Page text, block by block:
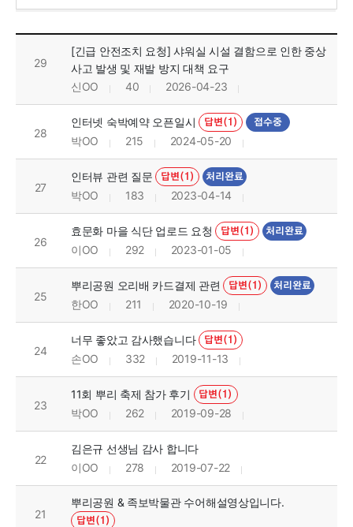
자유게시판 목록 으로 번호, 제목, 작성자, 조회수, 등록 일로 나열 되고 있습니다.
29
[긴급 안전조치 요청] 샤워실 시설 결함으로 인한 중상
사고 발생 및 재발 방지 대책 요구
신OO
40 2026-04-23
28
인터넷 숙박예약 오픈일시 답변(1) 접수중
박OO 215 2024-05-20
27
인터뷰 관련 질문 답변(1) 처리완료
박OO 183 2023-04-14
26
효문화 마을 식단 업로드 요청 답변(1) 처리완료
이OO 292 2023-01-05
25
뿌리공원 오리배 카드결제 관련 답변(1) 처리완료
한OO 211 2020-10-19
24
너무 좋았고 감사했습니다 답변(1)
손OO 332 2019-11-13
23
11회 뿌리 축제 참가 후기 답변(1)
박OO 262 2019-09-28
22
김은규 선생님 감사 합니다
이OO
278 2019-07-22
21
뿌리공원 & 족보박물관 수어해설영상입니다.
답변(1)